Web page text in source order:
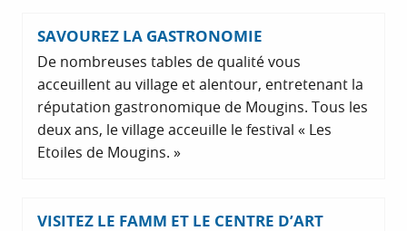
SAVOUREZ LA GASTRONOMIE
De nombreuses tables de qualité vous
acceuillent au village et alentour, entretenant la
réputation gastronomique de Mougins. Tous les
deux ans, le village acceuille le festival « Les
Etoiles de Mougins. »
VISITEZ LE FAMM ET LE CENTRE D’ART